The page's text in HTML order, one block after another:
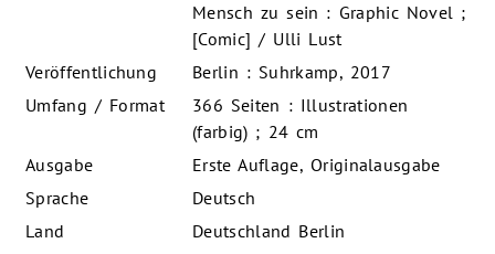
Mensch zu sein : Graphic Novel ;
[Comic] / Ulli Lust
Veröffentlichung
Berlin : Suhrkamp, 2017
Umfang / Format
366 Seiten : Illustrationen
(farbig) ; 24 cm
Ausgabe
Erste Auflage, Originalausgabe
Sprache
Deutsch
Land
Deutschland Berlin